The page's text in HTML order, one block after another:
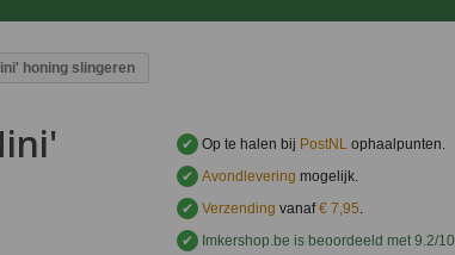
honing slingeren
✔ Op te halen bij PostNLophaalpunten.
✔ Avondlevering mogelijk.
✔ Verzending vanaf€ 7,95.
✔
Imkershop.be is beoordeeld met9.2/10